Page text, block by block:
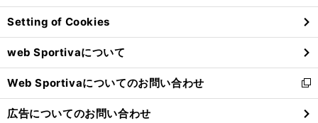
ン
ド
ウ
で
開
く
Setting of Cookies
web Sportivaについて
Web Sportivaについてのお問い合わせ
新
し
い
広告についてのお問い合わせ